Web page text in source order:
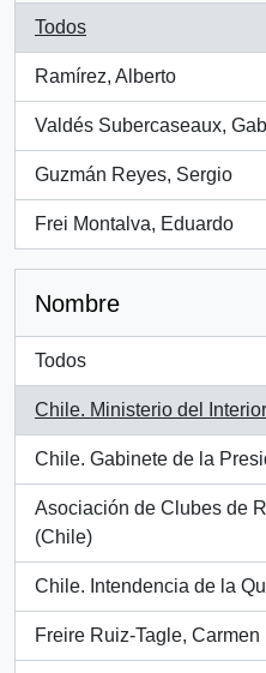
Todos
Ramírez, Alberto
, 2 resultados
Valdés Subercaseaux,
, 1 resultados
Guzmán Reyes, Sergio
, 1 resultados
Frei Montalva, Eduardo
, 1 resultados
Nombre
Todos
Chile. Ministerio del Interior
, 5 resultados
Chile. Gabinete de la
, 2 resultados
Asociación de Clubes de
(Chile)
, 2 resultados
Chile. Intendencia de la
, 2 resultados
Freire Ruiz-Tagle, Carmen
, 2 resultados